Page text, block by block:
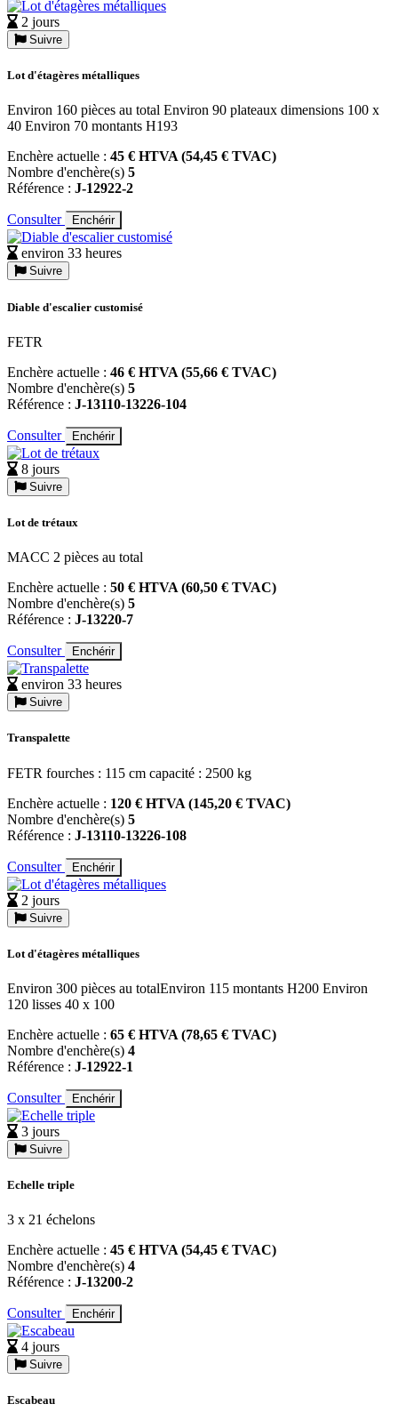
2 jours
Suivre
Lot d'étagères métalliques
Environ 160 pièces au total Environ 90 plateaux dimensions 100 x
40 Environ 70 montants H193
Enchère actuelle : 45 € HTVA (54,45 € TVAC)
Nombre d'enchère(s) 5
Référence : J-12922-2
Consulter Enchérir
environ 33 heures
Suivre
Diable d'escalier customisé
FETR
Enchère actuelle : 46 € HTVA (55,66 € TVAC)
Nombre d'enchère(s) 5
Référence : J-13110-13226-104
Consulter Enchérir
8 jours
Suivre
Lot de trétaux
MACC 2 pièces au total
Enchère actuelle : 50 € HTVA (60,50 € TVAC)
Nombre d'enchère(s) 5
Référence : J-13220-7
Consulter Enchérir
environ 33 heures
Suivre
Transpalette
FETR fourches : 115 cm capacité : 2500 kg
Enchère actuelle : 120 € HTVA (145,20 € TVAC)
Nombre d'enchère(s) 5
Référence : J-13110-13226-108
Consulter Enchérir
2 jours
Suivre
Lot d'étagères métalliques
Environ 300 pièces au totalEnviron 115 montants H200 Environ
120 lisses 40 x 100
Enchère actuelle : 65 € HTVA (78,65 € TVAC)
Nombre d'enchère(s) 4
Référence : J-12922-1
Consulter Enchérir
3 jours
Suivre
Echelle triple
3 x 21 échelons
Enchère actuelle : 45 € HTVA (54,45 € TVAC)
Nombre d'enchère(s) 4
Référence : J-13200-2
Consulter Enchérir
4 jours
Suivre
Escabeau